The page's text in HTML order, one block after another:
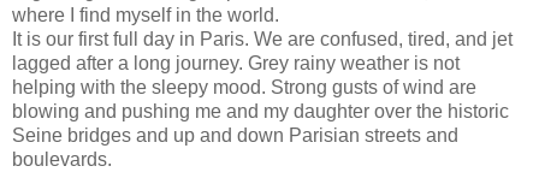
where I find myself in the world.
It is our first full day in Paris. We are confused, tired, and jet
lagged after a long journey. Grey rainy weather is not
helping with the sleepy mood. Strong gusts of wind are
blowing and pushing me and my daughter over the historic
Seine bridges and up and down Parisian streets and
boulevards.